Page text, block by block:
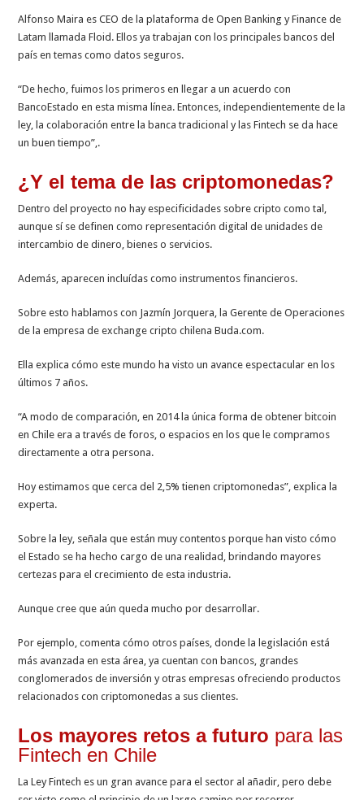
Alfonso Maira es CEO de la plataforma de Open Banking y Finance de
Latam llamada Floid. Ellos ya trabajan con los principales bancos del
país en temas como datos seguros.
“De hecho, fuimos los primeros en llegar a un acuerdo con
BancoEstado en esta misma línea. Entonces, independientemente de la
ley, la colaboración entre la banca tradicional y las Fintech se da hace
un buen tiempo”,.
¿Y el tema de las criptomonedas?
Dentro del proyecto no hay especificidades sobre cripto como tal,
aunque sí se definen como representación digital de unidades de
intercambio de dinero, bienes o servicios.
Además, aparecen incluídas como instrumentos financieros.
Sobre esto hablamos con Jazmín Jorquera, la Gerente de Operaciones
de la empresa de exchange cripto chilena Buda.com.
Ella explica cómo este mundo ha visto un avance espectacular en los
últimos 7 años.
“A modo de comparación, en 2014 la única forma de obtener bitcoin
en Chile era a través de foros, o espacios en los que le compramos
directamente a otra persona.
Hoy estimamos que cerca del 2,5% tienen criptomonedas”, explica la
experta.
Sobre la ley, señala que están muy contentos porque han visto cómo
el Estado se ha hecho cargo de una realidad, brindando mayores
certezas para el crecimiento de esta industria.
Aunque cree que aún queda mucho por desarrollar.
Por ejemplo, comenta cómo otros países, donde la legislación está
más avanzada en esta área, ya cuentan con bancos, grandes
conglomerados de inversión y otras empresas ofreciendo productos
relacionados con criptomonedas a sus clientes.
Los mayores retos a futuro para las
Fintech en Chile
La Ley Fintech es un gran avance para el sector al añadir, pero debe